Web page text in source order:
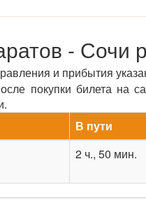
- Сочи
и прибытия
покупки билета на
В пути
2 ч., 50 мин.